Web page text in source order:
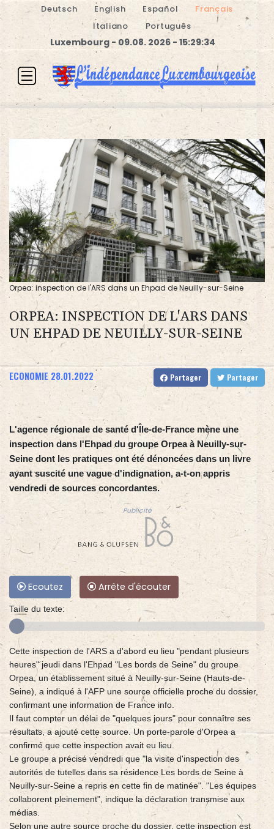
Deutsch English Español
Français
Italiano
Português
Luxembourg - 09.08. 2026 - 15:29:34
Orpea: inspection de l'ARS dans un Ehpad de Neuilly-sur-Seine
ORPEA: INSPECTION DE L'ARS DANS
UN EHPAD DE NEUILLY-SUR-SEINE
ECONOMIE 28.01.2022 Partager Partager
L'agence régionale de santé d'Île-de-France mène une
inspection dans l'Ehpad du groupe Orpea à Neuilly-sur-
Seine dont les pratiques ont été dénoncées dans un livre
ayant suscité une vague d'indignation, a-t-on appris
vendredi de sources concordantes.
Publicité
Ecoutez Arrête d'écouter
Taille du texte:
Cette inspection de l'ARS a d'abord eu lieu "pendant plusieurs
heures" jeudi dans l'Ehpad "Les bords de Seine" du groupe
Orpea, un établissement situé à Neuilly-sur-Seine (Hauts-de-
Seine), a indiqué à l'AFP une source officielle proche du dossier,
confirmant une information de France info.
Il faut compter un délai de "quelques jours" pour connaître ses
résultats, a ajouté cette source. Un porte-parole d'Orpea a
confirmé que cette inspection avait eu lieu.
Le groupe a précisé vendredi que "la visite d'inspection des
autorités de tutelles dans sa résidence Les bords de Seine à
Neuilly-sur-Seine a repris en cette fin de matinée". "Les équipes
collaborent pleinement", indique la déclaration transmise aux
médias.
Selon une autre source proche du dossier, cette inspection est